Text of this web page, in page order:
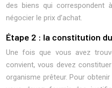
des biens qui
négocier le prix d’achat.
Étape 2 : la constitution
Une fois que vous avez
convient, vous devez
organisme prêteur. Pour